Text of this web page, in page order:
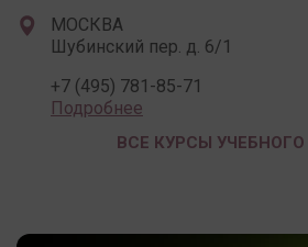
МОСКВА
Шубинский пер. д. 6/1
+7 (495) 781-85-71
Подробнее
ВСЕ КУРСЫ